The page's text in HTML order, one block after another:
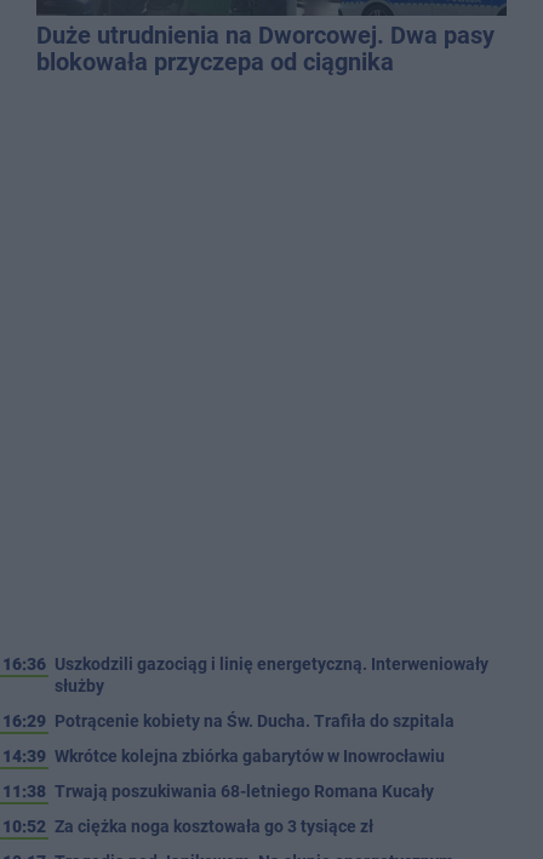
Duże utrudnienia na Dworcowej. Dwa pasy
blokowała przyczepa od ciągnika
16:36 Uszkodzili gazociąg i linię energetyczną. Interweniowały
służby
16:29 Potrącenie kobiety na Św. Ducha. Trafiła do szpitala
14:39 Wkrótce kolejna zbiórka gabarytów w Inowrocławiu
11:38 Trwają poszukiwania 68-letniego Romana Kucały
10:52 Za ciężka noga kosztowała go 3 tysiące zł